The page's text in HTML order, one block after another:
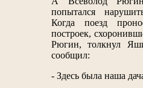
попытался
Когда поезд
построек,
Рюгин, толкнул
сообщил:
- Здесь была наша